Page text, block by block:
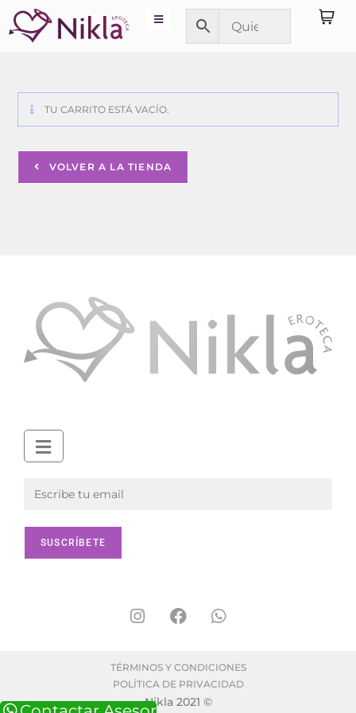
TU CARRITO ESTÁ VACÍO.
VOLVER A LA TIENDA
TÉRMINOS Y CONDICIONES
POLÍTICA DE PRIVACIDAD
Nikla 2021 ©